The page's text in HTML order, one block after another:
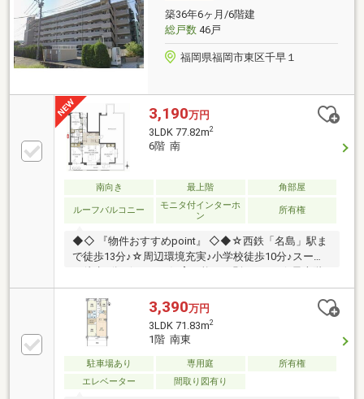
約されております。【フルリフォーム＆充実の周辺環
境】・令和8年8月中旬にフルリフォームが完了予定！
綺麗なお部屋で新生活をスタートできます。
築36年6ヶ月/6階建
総戸数46戸
福岡県福岡市東区千早１
3,190万円
3LDK 77.82m2
6階 南
南向き 最上階 角部屋
ルーフバルコニー
モニタ付インターホ
ン
所有権
◆◇ 『物件おすすめpoint』 ◇◆☆西鉄「名島」駅ま
で徒歩13分♪☆周辺環境充実♪小学校徒歩10分♪スーパ
で眺望・陽当り良好♪☆広々開放的なルーフバルコニ
ー付きで、ガーデニングなども楽しめます♪≪見学に
ついて≫見学は事前にサイト又はお電話にてご予約い
ただくとスムーズです♪お問い合わせは【0120-888-
466】まで♪※ご案内は送迎車にてご自宅へ無料送迎も
可能です！お家探しの第一歩を、【リアルティストア
福岡東店 】でスタートしませんか？「親身な説明」と
3,390万円
3LDK 71.83m2
1階 南東
駐車場あり 専用庭
所有権
エレベーター
間取り図有り